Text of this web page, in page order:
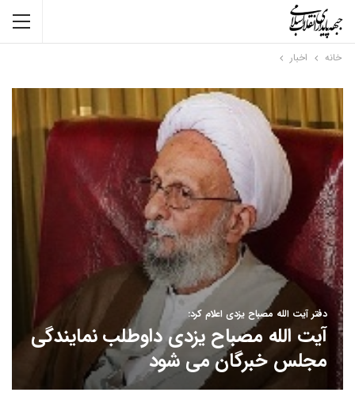
خانه اخبار
دفتر آیت الله مصباح یزدی اعلام کرد:
آیت الله مصباح یزدی داوطلب نمایندگی
مجلس خبرگان می شود